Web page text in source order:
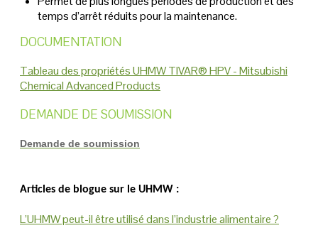
temps d’arrêt réduits pour la maintenance.
DOCUMENTATION
Tableau des propriétés UHMW TIVAR® HPV -Mitsubishi
Chemical Advanced Products
DEMANDE DE SOUMISSION
Demande de soumission
Articles de blogue sur le UHMW :
L’UHMW peut-il être utilisé dans l’industrie alimentaire ?